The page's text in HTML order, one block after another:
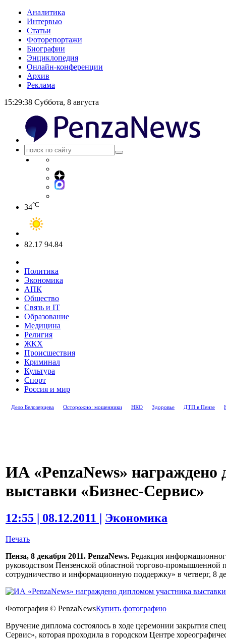
Аналитика
Интервью
Статьи
Фоторепортажи
Биографии
Энциклопедия
Онлайн-конференции
Архив
Реклама
15:29:38 Суббота, 8 августа
34°C
82.17 94.84
Политика
Экономика
АПК
Общество
Связь и IT
Образование
Медицина
Религия
ЖКХ
Происшествия
Криминал
Культура
Спорт
Россия и мир
Дело Белозерцева Осторожно: мошенники НКО Здоровье ДТП в Пензе
ИА «PenzaNews» награждено
выставки «Бизнес-Сервис»
12:55 | 08.12.2011 | Экономика
Печать
Пенза, 8 декабря 2011. PenzaNews. Редакция
руководством Пензенской областной торгово-промышленной
сотрудничество и информационную поддержку» в четверг, 8
Фотография © PenzaNewsКупить фотографию
Вручение диплома состоялось в ходе церемонии закрытия
Сервис», которая проходила в городском Центре